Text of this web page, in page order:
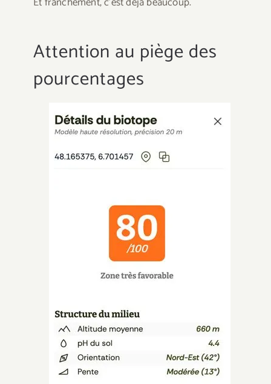
Attention au piège des
pourcentages